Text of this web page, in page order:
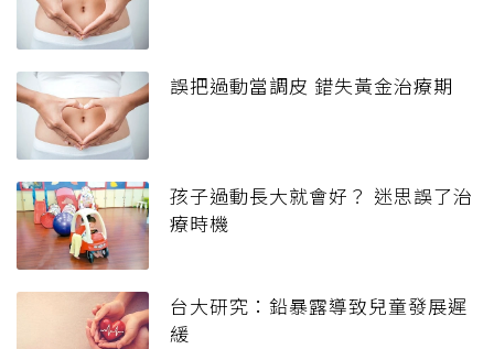
誤把過動當調皮 錯失黃金治療期
孩子過動長大就會好？ 迷思誤了治
療時機
台大研究：鉛暴露導致兒童發展遲
緩